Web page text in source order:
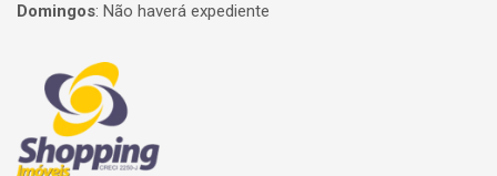
Domingos: Não haverá expediente
Página inicial